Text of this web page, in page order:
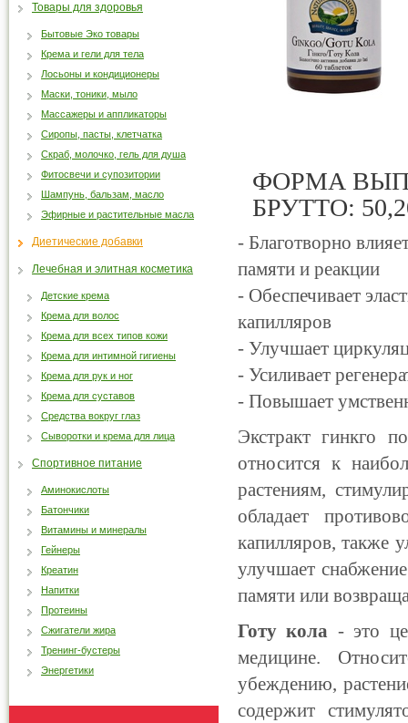
ФОРМА
БРУТТО:
- Благотворно
памяти и реакции
- Обеспечивает
капилляров
- Улучшает
- Усиливает
- Повышает
Экстракт гинкго
относится к
растениям,
обладает
капилляров, также
улучшает
памяти или
Готу кола - это
медицине.
убеждению,
содержит
Товары для здоровья
Бытовые Эко товары
Крема и гели для тела
Лосьоны и кондиционеры
Маски, тоники, мыло
Массажеры и аппликаторы
Сиропы, пасты, клетчатка
Скраб, молочко, гель для душа
Фитосвечи и супозитории
Шампунь, бальзам, масло
Эфирные и растительные масла
Диетические добавки
Лечебная и элитная косметика
Детские крема
Крема для волос
Крема для всех типов кожи
Крема для интимной гигиены
Крема для рук и ног
Крема для суставов
Средства вокруг глаз
Сыворотки и крема для лица
Спортивное питание
Аминокислоты
Батончики
Витамины и минералы
Гейнеры
Креатин
Напитки
Протеины
Сжигатели жира
Тренинг-бустеры
Энергетики